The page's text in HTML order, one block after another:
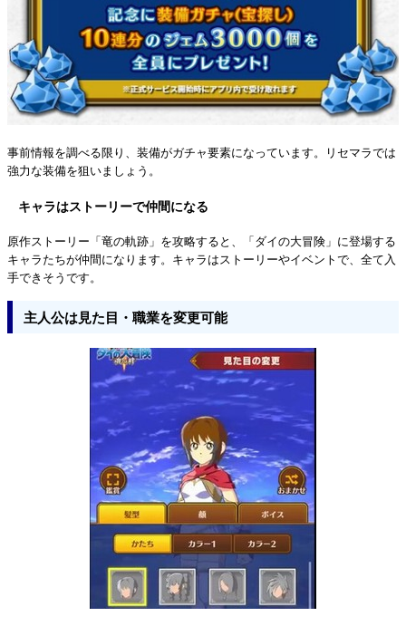
事前情報を調べる限り、装備がガチャ要素になっています。リセマラでは
強力な装備を狙いましょう。
キャラはストーリーで仲間になる
原作ストーリー「竜の軌跡」を攻略すると、「ダイの大冒険」に登場する
キャラたちが仲間になります。キャラはストーリーやイベントで、全て入
手できそうです。
主人公は見た目・職業を変更可能